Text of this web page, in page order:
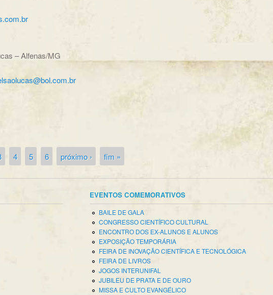
– Alfenas/MG
4 5 6 próximo › fim »
EVENTOS COMEMORATIVOS
BAILE DE GALA
CONGRESSO CIENTÍFICO CULTURAL
ENCONTRO DOS EX-ALUNOS E ALUNOS
EXPOSIÇÃO TEMPORÁRIA
FEIRA DE INOVAÇÃO CIENTÍFICA E TECNOLÓGICA
FEIRA DE LIVROS
JOGOS INTERUNIFAL
JUBILEU DE PRATA E DE OURO
MISSA E CULTO EVANGÉLICO